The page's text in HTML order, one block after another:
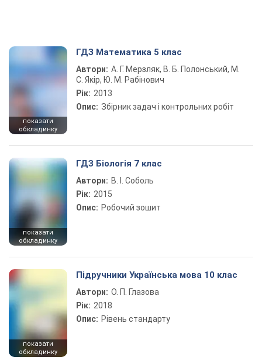
показати
обкладинку
ГДЗ Математика 5 клас
Автори: А. Г. Мерзляк, В. Б. Полонський, М.
С. Якір, Ю. М. Рабінович
Рік: 2013
Опис: Збірник задач і контрольних робіт
показати
обкладинку
ГДЗ Біологія 7 клас
Автори: В. І. Соболь
Рік: 2015
Опис: Робочий зошит
показати
обкладинку
Підручники Українська мова 10 клас
Автори: О. П. Глазова
Рік: 2018
Опис: Рівень стандарту